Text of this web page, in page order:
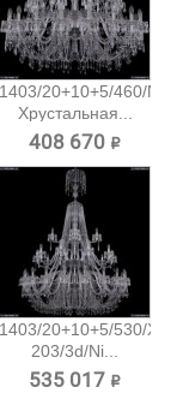
1403/20+10+5/460/Ni
Хрустальная...
408 670 ₽
1403/20+10+5/530/XL-
203/3d/Ni...
535 017 ₽